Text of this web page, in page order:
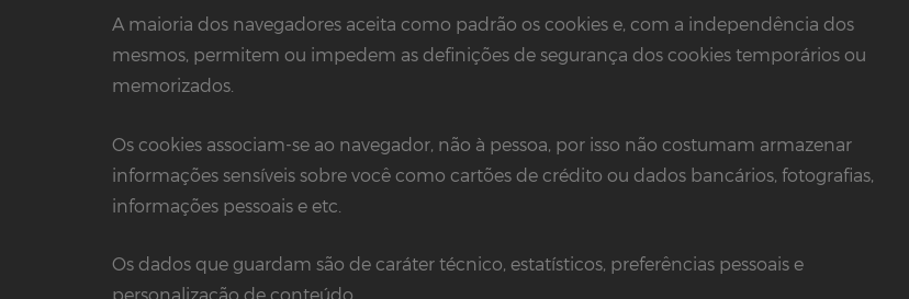
A maioria dos navegadores aceita como padrão os cookies e, com a independência dos
mesmos, permitem ou impedem as definições de segurança dos cookies temporários ou
memorizados.
Os cookies associam-se ao navegador, não à pessoa, por isso não costumam armazenar
informações sensíveis sobre você como cartões de crédito ou dados bancários, fotografias,
informações pessoais e etc.
Os dados que guardam são de caráter técnico, estatísticos, preferências pessoais e
personalização de conteúdo.